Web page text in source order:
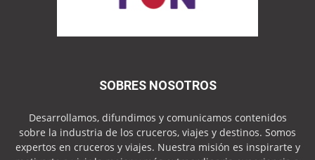
SOBRES NOSOTROS
Desarrollamos, difundimos y comunicamos contenidos
sobre la industria de los cruceros, viajes y destinos. Somos
expertos en cruceros y viajes. Nuestra misión es inspirarte y